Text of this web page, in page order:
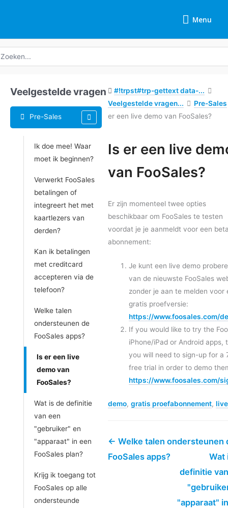
Menu
Menu
Veelgestelde vragen
Pre-Sales
Ik doe mee! Waar
moet ik beginnen?
Verwerkt FooSales
betalingen of
integreert het met
kaartlezers van
derden?
Kan ik betalingen
met creditcard
accepteren via de
telefoon?
Welke talen
ondersteunen de
FooSales apps?
Is er een live
demo van
FooSales?
Wat is de definitie
van een
"gebruiker" en
"apparaat" in een
FooSales plan?
Krijg ik toegang tot
FooSales op alle
ondersteunde
#!trpst#trp-gettext data-...
Veelgestelde vragen...
Pre-Sales
er een live demo van FooSales?
Is er een live
van FooSales?
Er zijn momenteel twee opties
beschikbaar om FooSales te testen
voordat je je aanmeldt voor een
abonnement:
Je kunt een live demo
van de nieuwste FooSales
zonder je aan te melden voor
gratis proefversie:
https://www.foosales.com/
If you would like to try the
iPhone/iPad or Android apps,
you will need to sign-up for a
free trial in order to demo
https://www.foosales.com/
Tags
demo, gratis proefabonnement, live
navigatie
← Welke talen ondersteunen
FooSales apps?
Wat
definitie
"apparaat"